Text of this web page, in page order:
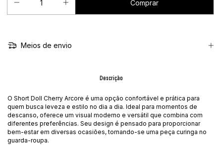
Meios de envio
Descrição
O Short Doll Cherry Arcore é uma opção confortável e prática para
quem busca leveza e estilo no dia a dia. Ideal para momentos de
descanso, oferece um visual moderno e versátil que combina com
diferentes preferências. Seu design é pensado para proporcionar
bem-estar em diversas ocasiões, tornando-se uma peça curinga no
guarda-roupa.